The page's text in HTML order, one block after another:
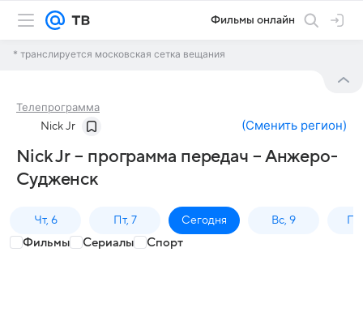
Фильмы онлайн
* транслируется московская сетка вещания
Телепрограмма
Nick Jr (Сменить регион)
Nick Jr – программа передач – Анжеро-
Судженск
Чт, 6 Пт, 7 Сегодня Вс, 9
Фильмы Сериалы Спорт